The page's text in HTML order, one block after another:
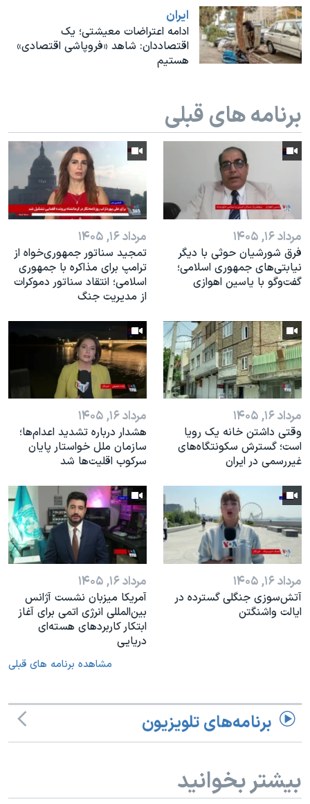
نرگس محمدی برنده جایزه نوبل صلح
همایش محافظه‌کاران آمریکا «سی‌پک»
سفر پرزیدنت ترامپ به چین
ايران
ادامه اعتراضات معیشتی؛ یک
اقتصاددان: شاهد «فروپاشی اقتصادی»
هستیم
برنامه های قبلی
مرداد ۱۶, ۱۴۰۵
فرق شورشیان حوثی با دیگر
نیابتی‌های جمهوری اسلامی؛
گفت‌وگو با یاسین اهوازی
مرداد ۱۶, ۱۴۰۵
تمجید سناتور جمهوری‌خواه از
ترامپ برای مذاکره با جمهوری
اسلامی؛ انتقاد سناتور دموکرات
از مدیریت جنگ
مرداد ۱۶, ۱۴۰۵
وقتی داشتن خانه یک رویا
است؛ گسترش سکونتگاه‌های
غیررسمی در ایران
مرداد ۱۶, ۱۴۰۵
هشدار درباره تشدید اعدام‌ها؛
سازمان ملل خواستار پایان
سرکوب اقلیت‌ها شد
مرداد ۱۶, ۱۴۰۵
آتش‌سوزی جنگلی گسترده در
ایالت واشنگتن
مرداد ۱۶, ۱۴۰۵
آمریکا میزبان نشست آژانس
بین‌المللی انرژی اتمی برای آغاز
ابتکار کاربردهای هسته‌ای
دریایی
مشاهده برنامه های قبلی
برنامه‌های تلویزیون
بیشتر بخوانید